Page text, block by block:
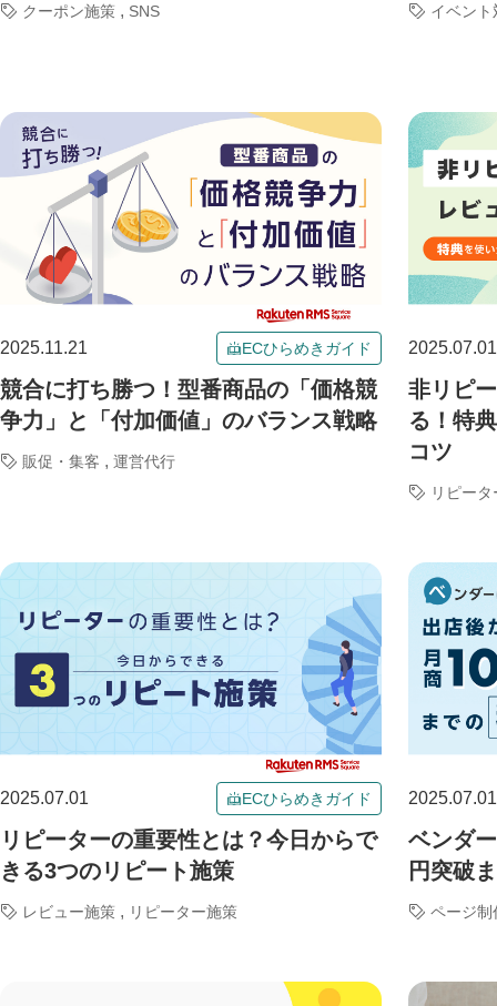
クーポン施策 , SNS イベント
2025.11.21 ECひらめきガイド
競合に打ち勝つ！型番商品の「価格競
争力」と「付加価値」のバランス戦略
販促・集客 , 運営代行
2025.07.01
非リピ
る！特
コツ
リピー
2025.07.01 ECひらめきガイド
リピーターの重要性とは？今日からで
きる3つのリピート施策
レビュー施策 , リピーター施策
2025.07.01
ベンダ
円突破
ページ制